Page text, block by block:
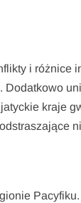
i różnice
Dodatkowo
kraje